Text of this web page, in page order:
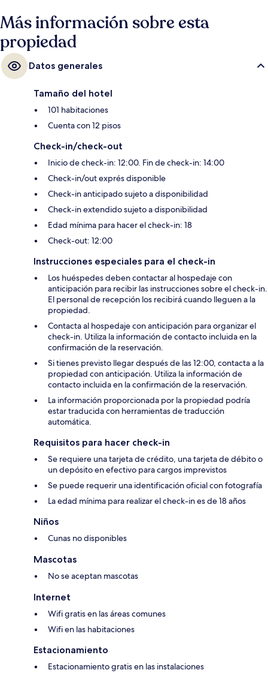
Más información sobre esta
propiedad
Datos generales
Tamaño del hotel
101 habitaciones
Cuenta con 12 pisos
Check-in/check-out
Inicio de check-in: 12:00. Fin de check-in: 14:00
Check-in/out exprés disponible
Check-in anticipado sujeto a disponibilidad
Check-in extendido sujeto a disponibilidad
Edad mínima para hacer el check-in: 18
Check-out: 12:00
Instrucciones especiales para el check-in
Los huéspedes deben contactar al hospedaje con
anticipación para recibir las instrucciones sobre el check-in.
El personal de recepción los recibirá cuando lleguen a la
propiedad.
Contacta al hospedaje con anticipación para organizar el
check-in. Utiliza la información de contacto incluida en la
confirmación de la reservación.
Si tienes previsto llegar después de las 12:00, contacta a la
propiedad con anticipación. Utiliza la información de
contacto incluida en la confirmación de la reservación.
La información proporcionada por la propiedad podría
estar traducida con herramientas de traducción
automática.
Requisitos para hacer check-in
Se requiere una tarjeta de crédito, una tarjeta de débito o
un depósito en efectivo para cargos imprevistos
Se puede requerir una identificación oficial con fotografía
La edad mínima para realizar el check-in es de 18 años
Niños
Cunas no disponibles
Mascotas
No se aceptan mascotas
Internet
Wifi gratis en las áreas comunes
Wifi en las habitaciones
Estacionamiento
Estacionamiento gratis en las instalaciones